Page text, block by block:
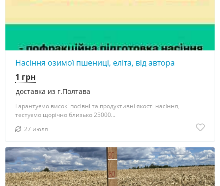
Насіння озимої пшениці, еліта, від автора
доставка из г.Полтава
1 грн
Гарантуємо високі посівні та продуктивні якості насіння,
тестуємо щорічно близько 25000...
27 июля